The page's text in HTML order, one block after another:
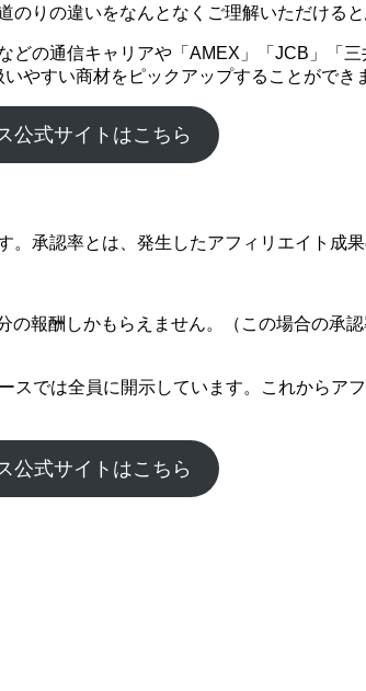
りの違いをなんとなくご理解いただけると
の通信キャリアや「AMEX」「JCB」「
やすい商材をピックアップすることができ
公式サイトはこちら
承認率とは、発生したアフィリエイト成
報酬しかもらえません。（この場合の承
では全員に開示しています。これからア
公式サイトはこちら